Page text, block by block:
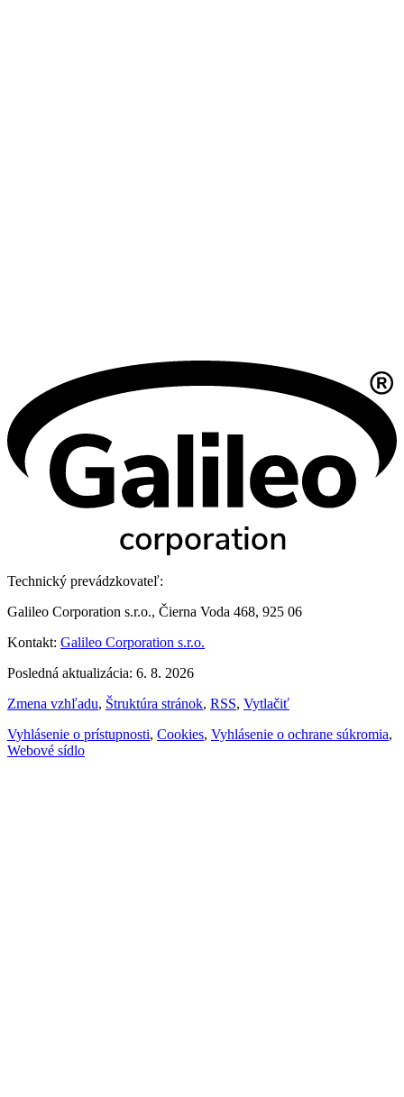
Technický prevádzkovateľ:
Galileo Corporation s.r.o., Čierna Voda 468, 925 06
Kontakt: Galileo Corporation s.r.o.
Posledná aktualizácia: 6. 8. 2026
Zmena vzhľadu, Štruktúra stránok, RSS, Vytlačiť
Vyhlásenie o prístupnosti, Cookies, Vyhlásenie o ochrane súkromia,
Webové sídlo